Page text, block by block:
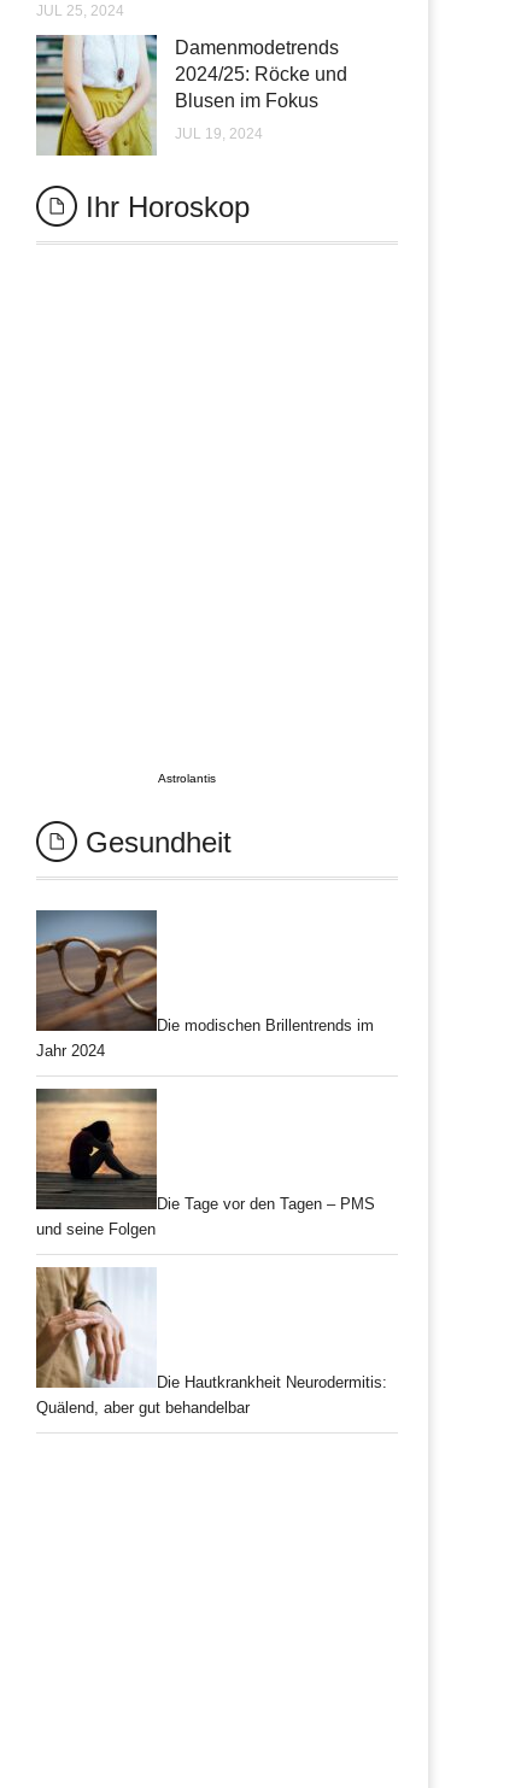
JUL 25, 2024
Damenmodetrends
2024/25: Röcke und
Blusen im Fokus
JUL 19, 2024
Ihr Horoskop
Astrolantis
Gesundheit
Die modischen Brillentrends im
Jahr 2024
Die Tage vor den Tagen – PMS
und seine Folgen
Die Hautkrankheit Neurodermitis:
Quälend, aber gut behandelbar